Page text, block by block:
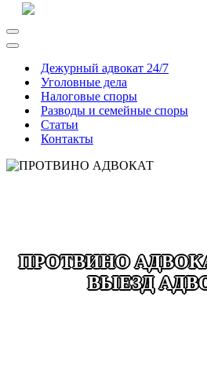
Меню
навигации
Меню
навигацииДежурный адвокат 24/7
Уголовные дела
Налоговые споры
Разводы и семейные споры
Статьи
Контакты
ПРОТВИНО
ВЫЕЗД